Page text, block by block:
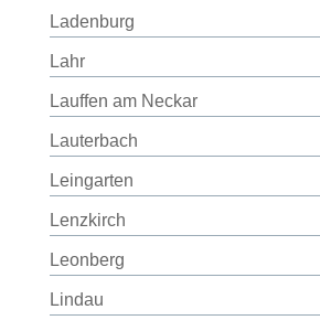
Ladenburg
Lahr
Lauffen am Neckar
Lauterbach
Leingarten
Lenzkirch
Leonberg
Lindau